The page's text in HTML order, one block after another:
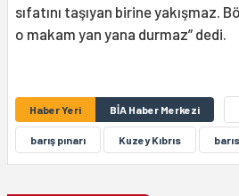
sıfatını taşıyan birine yakışmaz.
o makam yan yana durmaz” dedi.
Haber Yeri BİA Haber Merkezi
barış pınarı Kuzey Kıbrıs